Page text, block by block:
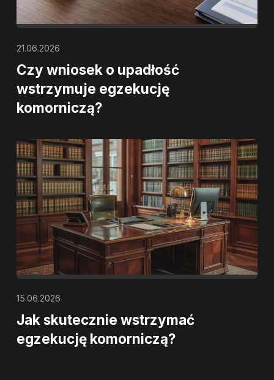
21.06.2026
Czy wniosek o upadłość
wstrzymuje egzekucję
komorniczą?
15.06.2026
Jak skutecznie wstrzymać
egzekucję komorniczą?